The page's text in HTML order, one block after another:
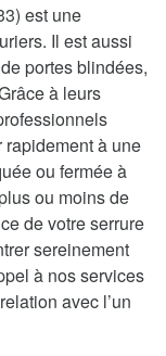
est une
Il est aussi
portes blindées,
à leurs
à une
ou fermée à
ou moins de
de votre serrure
sereinement
à nos services
avec l’un